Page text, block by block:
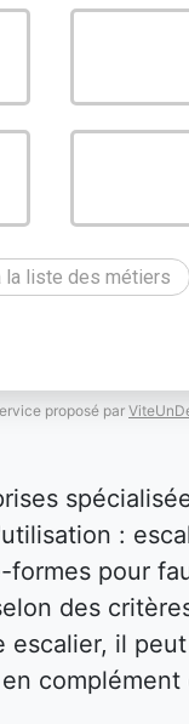
la liste des métiers
proposé par
:
pour
des
il